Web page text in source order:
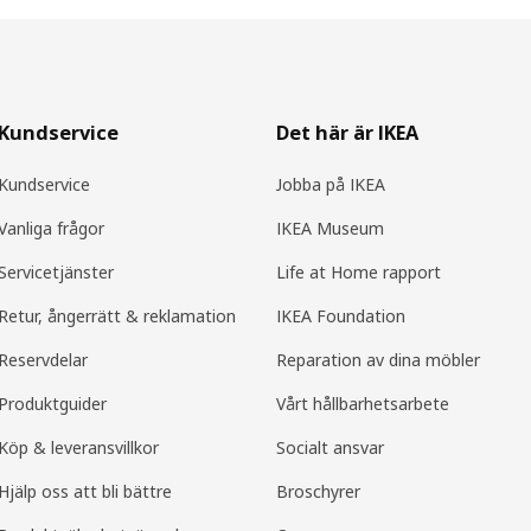
frågor
ångerrätt & reklamation
& leveransvillkor
oss att bli bättre
Det här är IKEA
Jobba på IKEA
IKEA Museum
Life at Home rapport
IKEA Foundation
Reparation av dina möbler
Vårt hållbarhetsarbete
Socialt ansvar
Broschyrer